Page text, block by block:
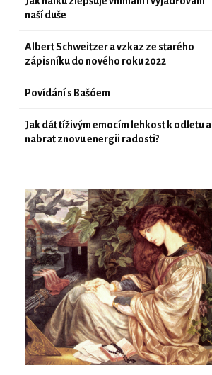
naší duše
Albert Schweitzer a vzkaz ze starého
zápisníku do nového roku 2022
Povídání s Bašóem
Jak dát tíživým emocím lehkost k odletu a
nabrat znovu energii radosti?